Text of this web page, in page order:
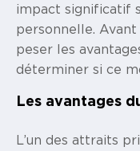
impact significatif
personnelle.
peser les
déterminer si ce
Les avantages
L’un des attraits